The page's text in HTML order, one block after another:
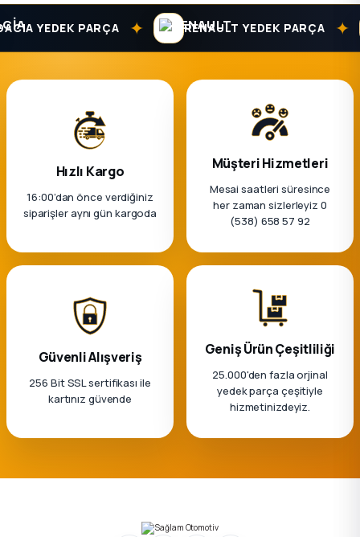
Parça
YEDEK PARÇA ✦ RENAULT YEDEK PARÇA ✦
Hızlı Kargo
16:00’dan önce verdiğiniz
siparişler aynı gün kargoda
Müşteri Hizmetleri
Mesai saatleri süresince
her zaman sizlerleyiz 0
(538) 658 57 92
Güvenli Alışveriş
256 Bit SSL sertifikası ile
kartınız güvende
Geniş Ürün Çeşitliliği
25.000'den fazla orjinal
yedek parça çeşitiyle
hizmetinizdeyiz.